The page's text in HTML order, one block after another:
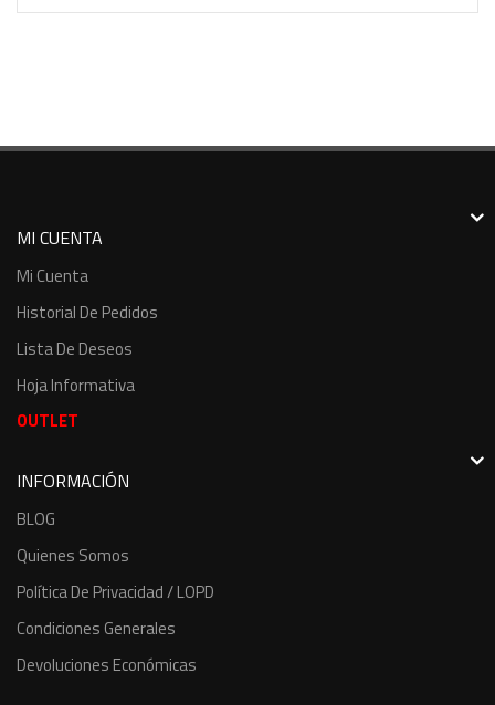
MI CUENTA
Mi Cuenta
Historial De Pedidos
Lista De Deseos
Hoja Informativa
OUTLET
INFORMACIÓN
BLOG
Quienes Somos
Política De Privacidad / LOPD
Condiciones Generales
Devoluciones Económicas